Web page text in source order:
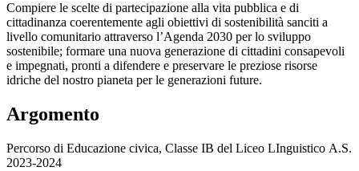
Compiere le scelte di partecipazione alla vita pubblica e di
cittadinanza coerentemente agli obiettivi di sostenibilità sanciti a
livello comunitario attraverso l’Agenda 2030 per lo sviluppo
sostenibile; formare una nuova generazione di cittadini consapevoli
e impegnati, pronti a difendere e preservare le preziose risorse
idriche del nostro pianeta per le generazioni future.
Argomento
Percorso di Educazione civica, Classe IB del Liceo LInguistico A.S.
2023-2024